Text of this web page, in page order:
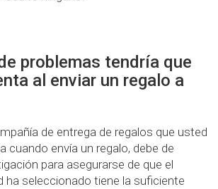
problemas tendría que
al enviar un regalo a
de entrega de regalos que usted
cuando envía un regalo, debe de
para asegurarse de que el
ha seleccionado tiene la suficiente